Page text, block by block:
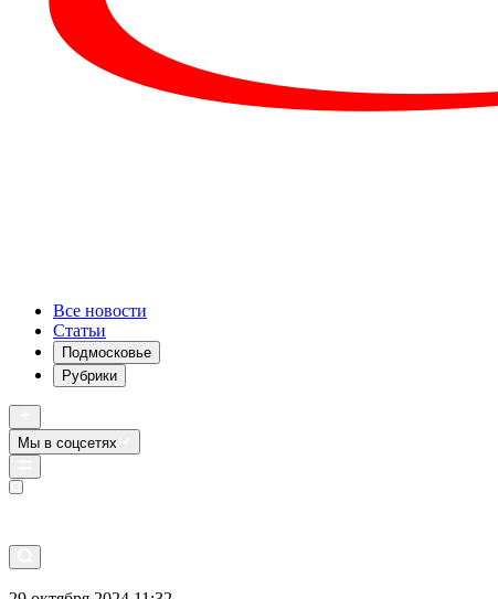
Все новости
Статьи
Подмосковье
Рубрики
Мы в соцсетях